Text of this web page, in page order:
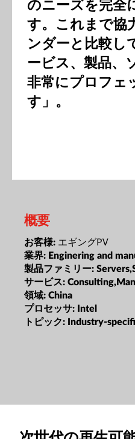
のニーズを完全
す。これまで協
ンダーと比較し
ービス、製品、
非常にプロフェ
す」。
概要
お客様: エギングPV
業界: Enginering and
製品ファミリー:
サービス:
領域: China
プロセッサ: Intel
トピック: Industry-